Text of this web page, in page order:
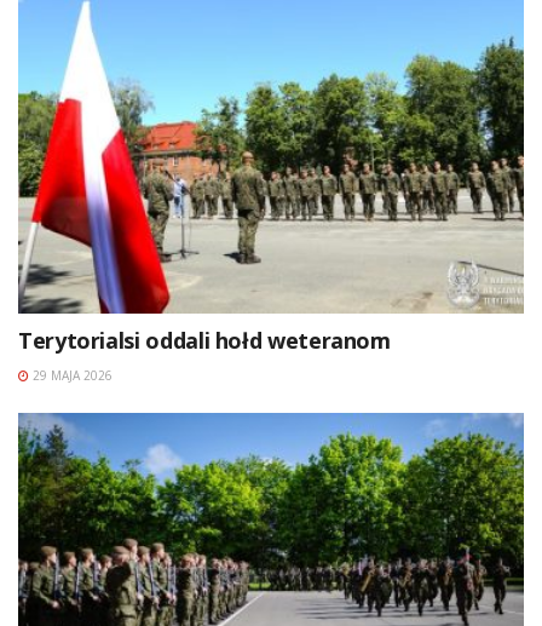
Terytorialsi oddali hołd weteranom
29 MAJA 2026